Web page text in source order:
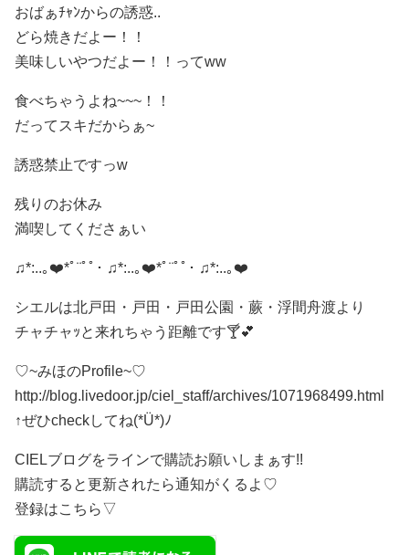
おばぁﾁｬﾝからの誘惑..
どら焼きだよー！！
美味しいやつだよー！！ってww
食べちゃうよね~~~！！
だってスキだからぁ~
誘惑禁止ですっw
残りのお休み
満喫してくださぁい
♫*:..｡❤️*ﾟ¨ﾟﾟ･ ♫*:..｡❤️*ﾟ¨ﾟﾟ･ ♫*:..｡❤️
シエルは北戸田・戸田・戸田公園・蕨・浮間舟渡より
チャチャｯと来れちゃう距離です🍸💕
♡ ~みほのProfile~♡
http://blog.livedoor.jp/ciel_staff/archives/1071968499.html
↑ぜひcheckしてね(*Ü*)ﾉ
CIELブログをラインで購読お願いしまぁす!!
購読すると更新されたら通知がくるよ♡
登録はこちら▽